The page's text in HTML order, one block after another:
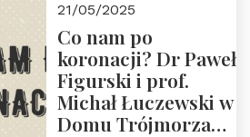
Zapraszamy do
zapisów.
21/05/2025
Co nam po
koronacji? Dr Paweł
Figurski i prof.
Michał Łuczewski w
Domu Trójmorza